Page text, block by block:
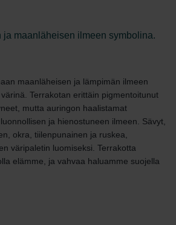
ja maanläheisen ilmeen symbolina.
maanläheisen ja lämpimän ilmeen
Terrakotan erittäin pigmentoitunut
mutta auringon haalistamat
ja hienostuneen ilmeen. Sävyt,
okra, tiilenpunainen ja ruskea,
väripaletin luomiseksi. Terrakotta
elämme, ja vahvaa haluamme suojella